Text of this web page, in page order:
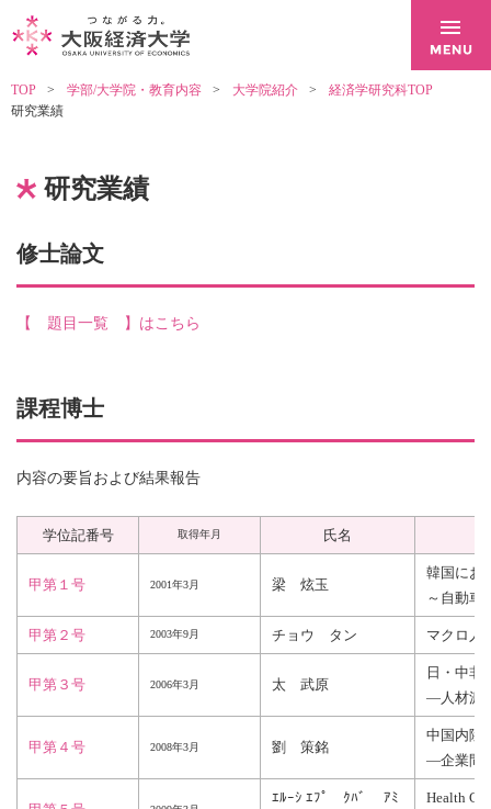
TOP 学部/大学院・教育内容 大学院紹介
経済学研究科TOP
研究業績
研究業績
修士論文
【 題目一覧 】はこちら
課程博士
内容の要旨および結果報告
学位記番号 取得年月 氏名
甲第１号 2001年3月 梁 炫玉
韓国にお
～自動車
甲第２号 2003年9月 チョウ タン マクロ人
甲第３号 2006年3月 太 武原
日・中非
―人材派
甲第４号 2008年3月 劉 策銘
中国内陸
―企業間
ｴﾙｰｼ ｴﾌﾟ ｸﾊﾞ ｱﾐ
Health